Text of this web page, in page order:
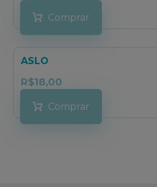
Comprar
ASLO
R$18,00
Comprar